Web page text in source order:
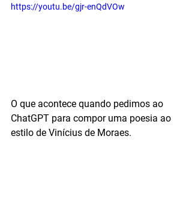
https://youtu.be/gjr-enQdVOw
O que acontece quando pedimos ao
ChatGPT para compor uma poesia ao
estilo de Vinícius de Moraes.